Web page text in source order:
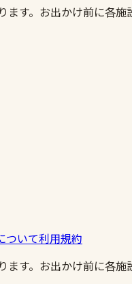
す。お出かけ前に各
ついて利用規約
す。お出かけ前に各